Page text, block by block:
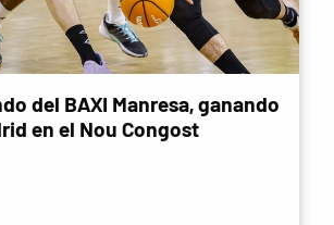
del BAXI Manresa, ganando
en el Nou Congost